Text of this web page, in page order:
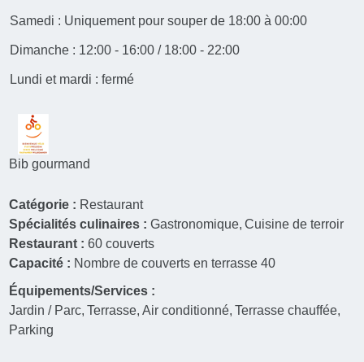
Samedi : Uniquement pour souper de 18:00 à 00:00
Dimanche : 12:00 - 16:00 / 18:00 - 22:00
Lundi et mardi : fermé
Bib gourmand
Catégorie : Restaurant
Spécialités culinaires :Gastronomique Cuisine de terroir
Restaurant :60 couverts
Capacité : Nombre de couverts en terrasse 40
Équipements/Services :
Jardin / Parc Terrasse Air conditionné Terrasse chauffée
Parking